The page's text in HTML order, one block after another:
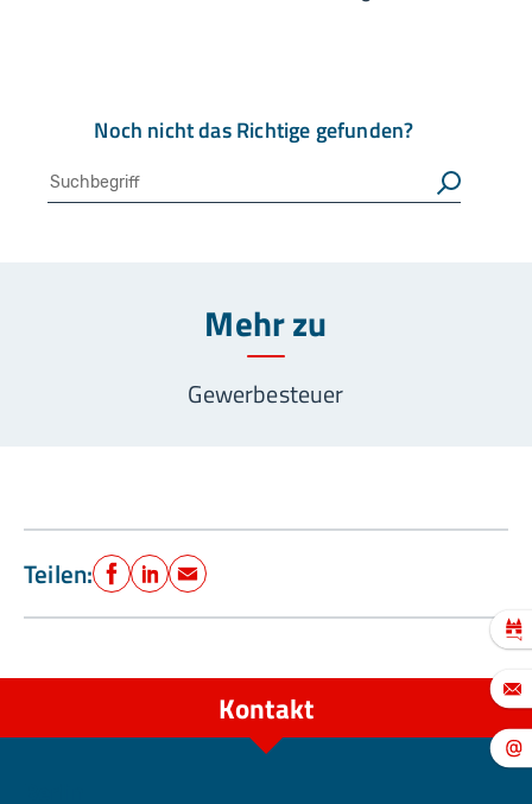
Noch nicht das Richtige gefunden?
Suche Suchen
Mehr zu
Gewerbesteuer
Teilen: Facebook
LinkedIn
E-Mail
Kontakt